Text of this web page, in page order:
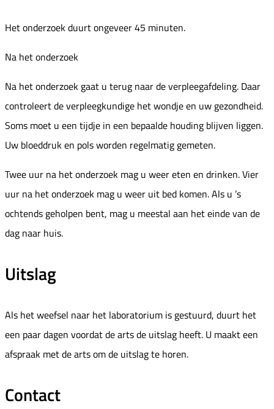
Het onderzoek duurt ongeveer 45 minuten.
Na het onderzoek
Na het onderzoek gaat u terug naar de verpleegafdeling. Daar
controleert de verpleegkundige het wondje en uw gezondheid.
Soms moet u een tijdje in een bepaalde houding blijven liggen.
Uw bloeddruk en pols worden regelmatig gemeten.
Twee uur na het onderzoek mag u weer eten en drinken. Vier
uur na het onderzoek mag u weer uit bed komen. Als u ’s
ochtends geholpen bent, mag u meestal aan het einde van de
dag naar huis.
Uitslag
Als het weefsel naar het laboratorium is gestuurd, duurt het
een paar dagen voordat de arts de uitslag heeft. U maakt een
afspraak met de arts om de uitslag te horen.
Contact